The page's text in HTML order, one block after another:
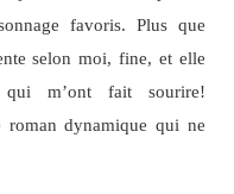
favoris. Plus que
selon moi, fine, et elle
qui m’ont fait sourire!
roman dynamique qui ne